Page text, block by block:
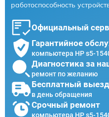
работоспособность
Официальный
Гарантийное
компьютера HP s5-
Диагностика за
ремонт по желанию
Бесплатный
в день обращения
Срочный ремонт
компьютера HP s5-